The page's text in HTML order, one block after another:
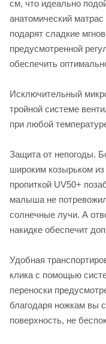
см, что идеально
анатомический
подарят сладкие
предусмотренной
обеспечить
Исключительный
тройной системе
при любой
Защита от непогоды.
широким козырьком
пропиткой UV50+
малыша не
солнечные лучи. А
накидке обеспечит
Удобная
клика с помощью
переноски
благодаря ножкам вы
поверхность, не